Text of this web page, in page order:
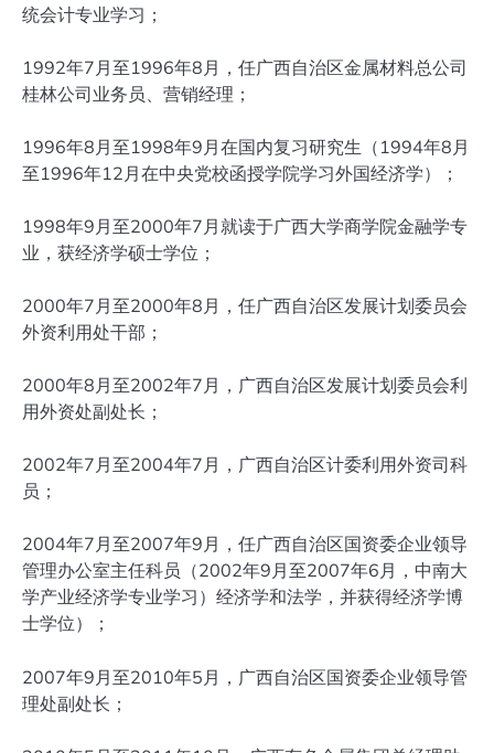
统会计专业学习；
1992年7月至1996年8月，任广西自治区金属材料总公司
桂林公司业务员、营销经理；
1996年8月至1998年9月在国内复习研究生（1994年8月
至1996年12月在中央党校函授学院学习外国经济学）；
1998年9月至2000年7月就读于广西大学商学院金融学专
业，获经济学硕士学位；
2000年7月至2000年8月，任广西自治区发展计划委员会
外资利用处干部；
2000年8月至2002年7月，广西自治区发展计划委员会利
用外资处副处长；
2002年7月至2004年7月，广西自治区计委利用外资司科
员；
2004年7月至2007年9月，任广西自治区国资委企业领导
管理办公室主任科员（2002年9月至2007年6月，中南大
学产业经济学专业学习）经济学和法学，并获得经济学博
士学位）；
2007年9月至2010年5月，广西自治区国资委企业领导管
理处副处长；